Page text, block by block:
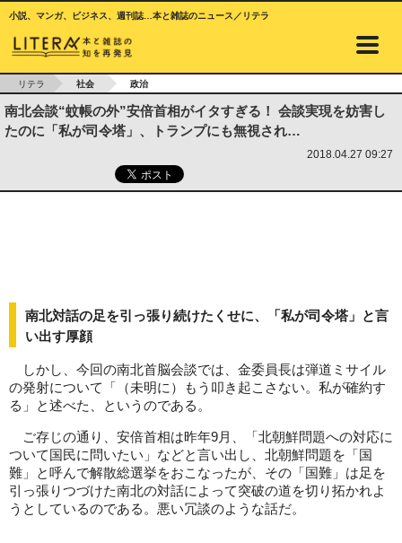
小説、マンガ、ビジネス、週刊誌…本と雑誌のニュース／リテラ
リテラ 社会 政治
南北会談“蚊帳の外”安倍首相がイタすぎる！ 会談実現を妨害し
たのに「私が司令塔」、トランプにも無視され…
2018.04.27 09:27
南北対話の足を引っ張り続けたくせに、「私が司令塔」と言
い出す厚顔
しかし、今回の南北首脳会談では、金委員長は弾道ミサイル
の発射について「（未明に）もう叩き起こさない。私が確約す
る」と述べた、というのである。
ご存じの通り、安倍首相は昨年9月、「北朝鮮問題への対応に
ついて国民に問いたい」などと言い出し、北朝鮮問題を「国
難」と呼んで解散総選挙をおこなったが、その「国難」は足を
引っ張りつづけた南北の対話によって突破の道を切り拓かれよ
うとしているのである。悪い冗談のような話だ。